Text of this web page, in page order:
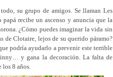
su grupo de amigos. Se llaman Les
recibe un ascenso y anuncia que la
¿Cómo puedes imaginar la vida sin
de Clotaire, lejos de su querido páramo?
podría ayudarlo a prevenir este terrible
y gana la decoración. La falta de
8 años.